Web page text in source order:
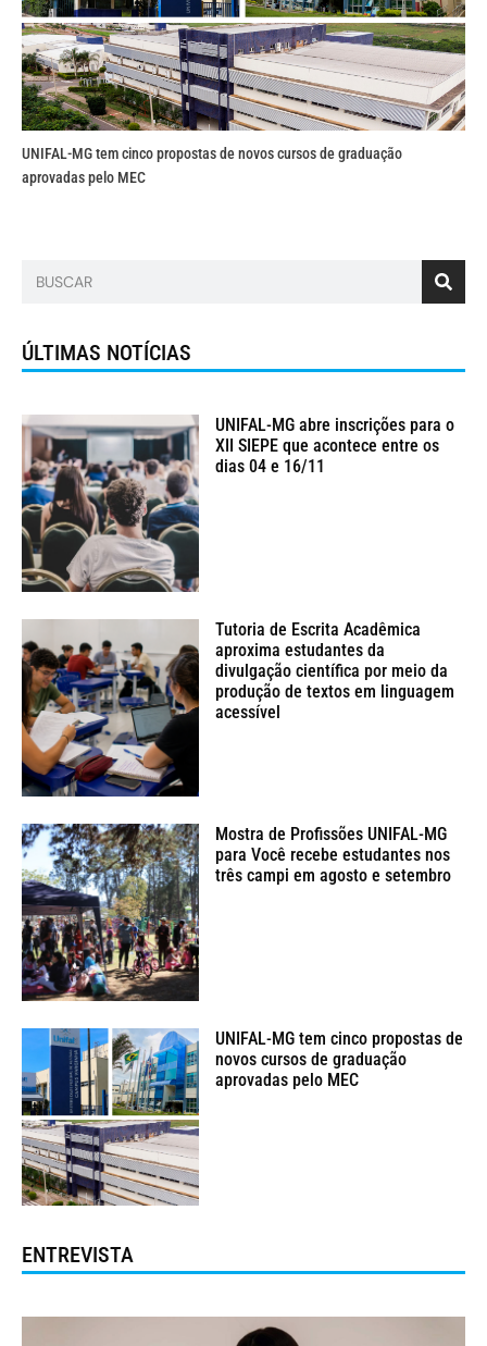
UNIFAL-MG tem cinco propostas de novos cursos de graduação
aprovadas pelo MEC
ÚLTIMAS NOTÍCIAS
UNIFAL-MG abre inscrições para o
XII SIEPE que acontece entre os
dias 04 e 16/11
Tutoria de Escrita Acadêmica
aproxima estudantes da
divulgação científica por meio da
produção de textos em linguagem
acessível
Mostra de Profissões UNIFAL-MG
para Você recebe estudantes nos
três campi em agosto e setembro
UNIFAL-MG tem cinco propostas de
novos cursos de graduação
aprovadas pelo MEC
ENTREVISTA